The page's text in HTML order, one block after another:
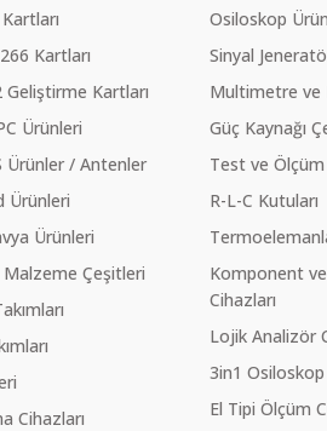
Kartları
Geliştirme Kartları
Ürünleri
Ürünler / Antenler
Ürünleri
Ürünleri
Çeşitleri
Cihazları
Osiloskop
Sinyal
Multimetre ve
Güç Kaynağı
Test ve Ölçüm
R-L-C Kutuları
Komponent
Cihazları
Lojik Analizör
3in1 Osiloskop
El Tipi Ölçüm